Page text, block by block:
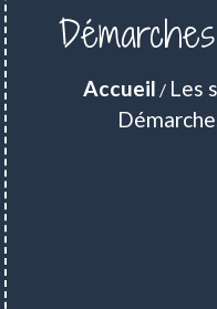
Accueil / Les